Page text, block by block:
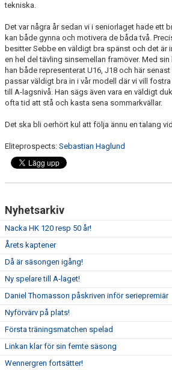
tekniska.
Det var några år sedan vi i seniorlaget hade ett
kan både gynna och motivera de båda två.
besitter Sebbe en väldigt bra spänst och det är
en hel del tävling sinsemellan framöver. Med
han både representerat U16, J18 och här
passar väldigt bra in i vår modell där vi vill
till A-lagsnivå. Han sägs även vara en väldigt
ofta tid att stå och kasta sena sommarkvällar.
Det ska bli oerhört kul att följa ännu en talang
Eliteprospects: Sebastian Haglund
Nyhetsarkiv
Nacka HK 120 resp 50 år!
Årets kaptener
Då är säsongen igång!
Ny spelare till A-laget!
Daniel Thomasson påskriven inför seriepremiär
Nyförvärv på plats!
Första träningsmatchen spelad
Linkan klar för sin femte säsong
Wennergren fortsätter!